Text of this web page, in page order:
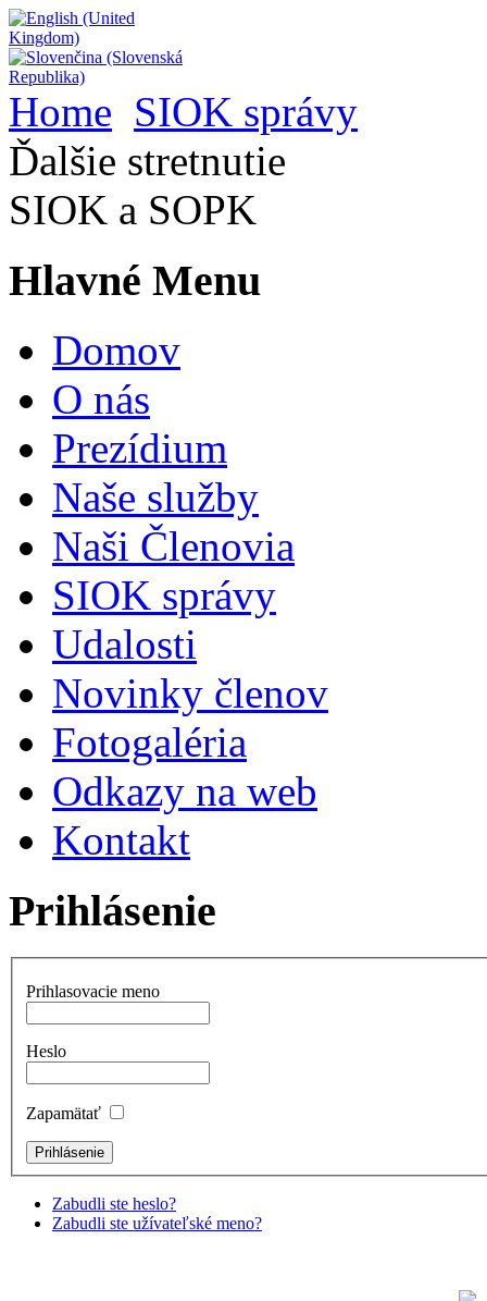
Home SIOK správy
Ďalšie stretnutie
SIOK a SOPK
Hlavné Menu
Domov
O nás
Prezídium
Naše služby
Naši Členovia
SIOK správy
Udalosti
Novinky členov
Fotogaléria
Odkazy na web
Kontakt
Prihlásenie
Prihlasovacie meno
Heslo
Zapamätať
Zabudli ste heslo?
Zabudli ste užívateľské meno?